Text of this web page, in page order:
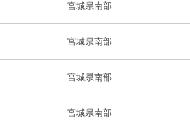
宮城県南部
宮城県南部
宮城県南部
宮城県南部